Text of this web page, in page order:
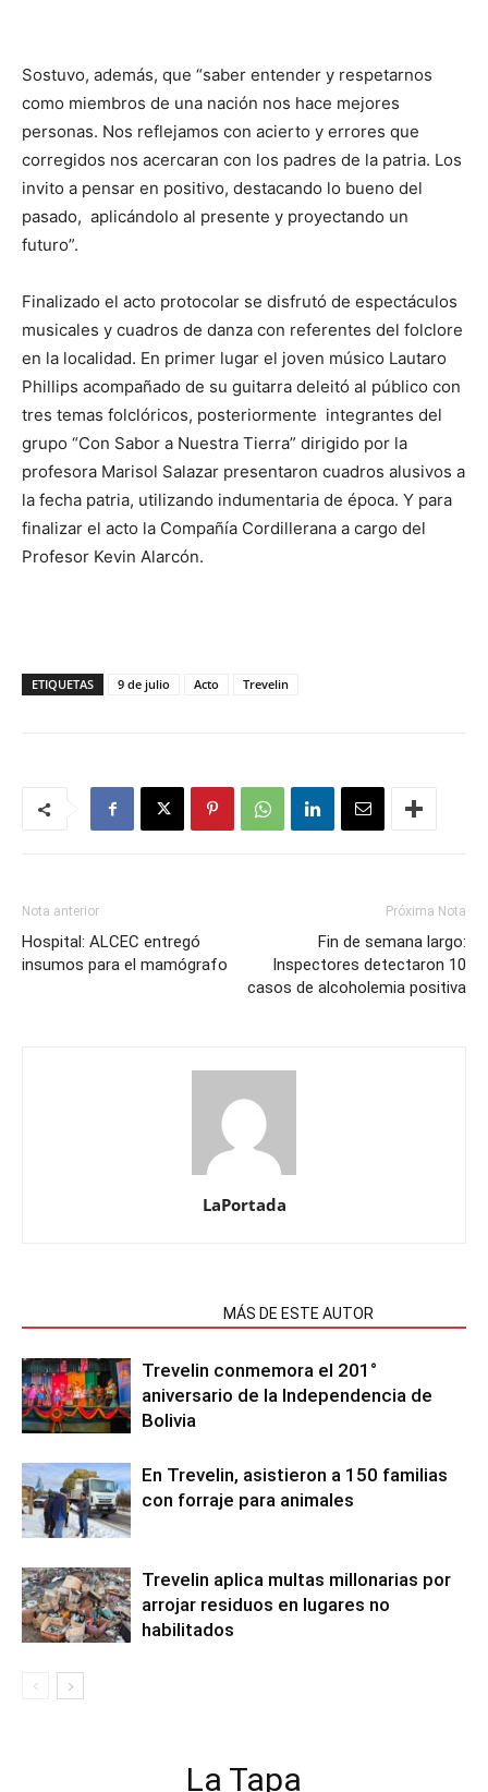
Sostuvo, además, que “saber entender y respetarnos
como miembros de una nación nos hace mejores
personas. Nos reflejamos con acierto y errores que
corregidos nos acercaran con los padres de la patria. Los
invito a pensar en positivo, destacando lo bueno del
pasado, aplicándolo al presente y proyectando un
futuro”.
Finalizado el acto protocolar se disfrutó de espectáculos
musicales y cuadros de danza con referentes del folclore
en la localidad. En primer lugar el joven músico Lautaro
Phillips acompañado de su guitarra deleitó al público con
tres temas folclóricos, posteriormente integrantes del
grupo “Con Sabor a Nuestra Tierra” dirigido por la
profesora Marisol Salazar presentaron cuadros alusivos a
la fecha patria, utilizando indumentaria de época. Y para
finalizar el acto la Compañía Cordillerana a cargo del
Profesor Kevin Alarcón.
ETIQUETAS 9 de julio Acto Trevelin
Nota anterior
Hospital: ALCEC entregó
insumos para el mamógrafo
Próxima Nota
Fin de semana largo:
Inspectores detectaron 10
casos de alcoholemia positiva
LaPortada
MÁS DE ESTE AUTOR
Trevelin conmemora el 201°
aniversario de la Independencia de
Bolivia
En Trevelin, asistieron a 150 familias
con forraje para animales
Trevelin aplica multas millonarias por
arrojar residuos en lugares no
habilitados
La Tapa